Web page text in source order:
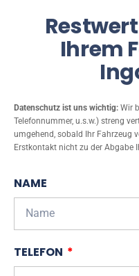
Ihrem
Datenschutz ist uns wichtig: Wir
Telefonnummer, u.s.w.) streng
umgehend, sobald Ihr Fahrzeug
Erstkontakt nicht zu der Abgabe
NAME
TELEFON